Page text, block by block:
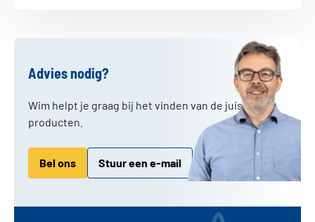
betaalbare oplossingen voor onderwijs en
industrie, en waardering voor integriteit en
innovatie.
Bezoek website
Stuur ons een e-mail
Advies nodig?
Wim helpt je graag bij het vinden van de juiste
producten.
Bel ons Stuur een e-mail